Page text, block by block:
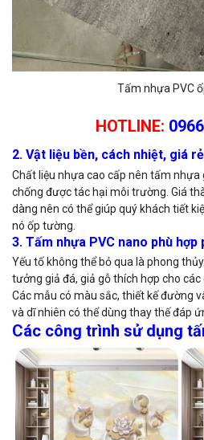
Tấm nhựa PVC
HOTLINE:
2. Vật liệu bền, cách nhiệt, giá
Chất liệu nhựa cao cấp nên tấm nhựa
chống được tác hại môi trường. Giá
dàng nên có thể giúp quý khách tiết
nó ốp tường.
3. Tấm nhựa PVC nano phù hợp
Yếu tố không thể bỏ qua là phong
tưởng giả đá, giả gỗ thích hợp cho
Các mẫu có màu sắc, thiết kế đường
và dĩ nhiên có thể dùng thay thế đáp
Các công trình sử dụng